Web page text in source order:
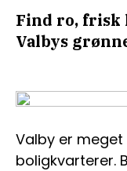
Find ro, frisk
Valbys
Valby er
boligkvarterer.